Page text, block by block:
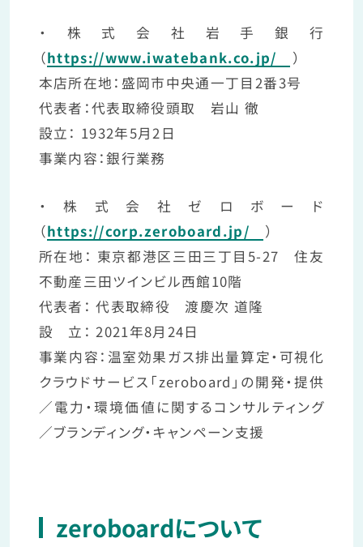
・株式会社岩手銀行
（https://www.iwatebank.co.jp/
）
本店所在地：盛岡市中央通一丁目2番3号
代表者：代表取締役頭取 岩山 徹
設立： 1932年5月2日
事業内容：銀行業務
・株式会社ゼロボード
（https://corp.zeroboard.jp/
）
所在地： 東京都港区三田三丁目5-27 住友
不動産三田ツインビル西館10階
代表者： 代表取締役 渡慶次 道隆
設 立： 2021年8月24日
事業内容：温室効果ガス排出量算定・可視化
クラウドサービス「zeroboard」の開発・提供
／電力・環境価値に関するコンサルティング
／ブランディング・キャンペーン支援
zeroboardについて